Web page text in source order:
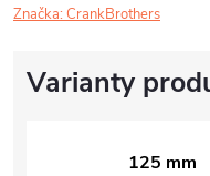
Značka:CrankBrothers
125 mm